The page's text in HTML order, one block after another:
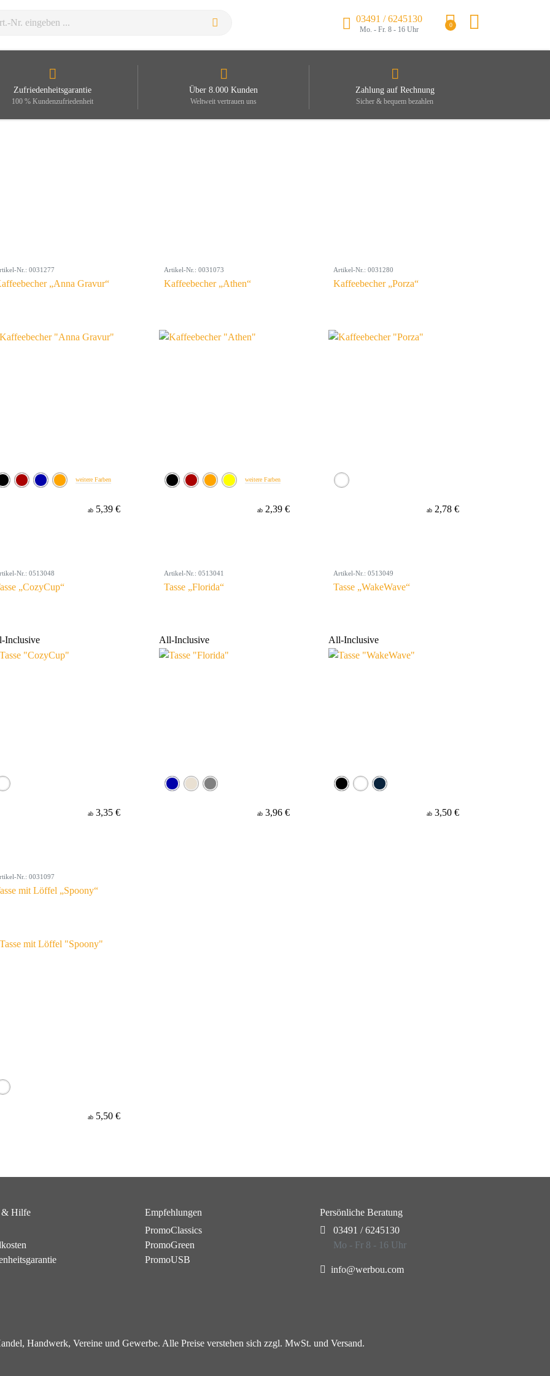
03491 / 6245130
Mo. - Fr. 8 - 16 Uhr
0
Zufriedenheitsgarantie
100 % Kundenzufriedenheit
Über 8.000 Kunden
Weltweit vertrauen uns
Zahlung auf Rechnung
Sicher & bequem bezahlen
Nr.: 0031277
„Anna Gravur“
weitere Farben
ab 5,39 €
Artikel-Nr.: 0031073
Kaffeebecher „Athen“
weitere Farben
ab 2,39 €
Artikel-Nr.: 0031280
Kaffeebecher „Porza“
ab 2,78 €
Nr.: 0513048
„CozyCup“
Inclusive
ab 3,35 €
Artikel-Nr.: 0513041
Tasse „Florida“
All-Inclusive
ab 3,96 €
Artikel-Nr.: 0513049
Tasse „WakeWave“
All-Inclusive
ab 3,50 €
Nr.: 0031097
mit Löffel „Spoony“
ab 5,50 €
& Hilfe
Empfehlungen
PromoClassics
PromoGreen
PromoUSB
Persönliche Beratung
03491 / 6245130
Mo - Fr 8 - 16 Uhr
info@werbou.com
Handwerk, Vereine und Gewerbe. Alle Preise verstehen sich zzgl. MwSt. und Versand.